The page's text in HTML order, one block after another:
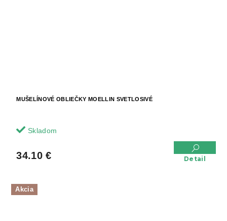
MUŠELÍNOVÉ OBLIEČKY MOELLIN SVETLOSIVÉ
Skladom
34.10 € Detail
Akcia